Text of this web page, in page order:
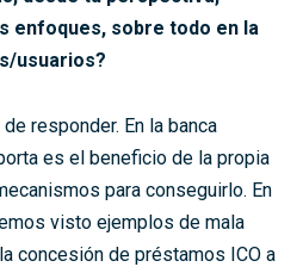
enfoques, sobre todo en la
usuarios?
responder. En la banca
es el beneficio de la propia
para conseguirlo. En
visto ejemplos de mala
concesión de préstamos ICO a